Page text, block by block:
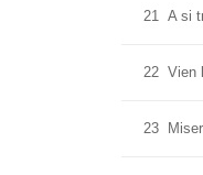
21 A si
22 Vien
23